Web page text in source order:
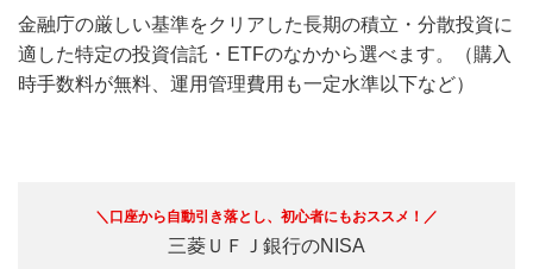
金融庁の厳しい基準をクリアした長期の積立・分散投資に
適した特定の投資信託・ETFのなかから選べます。（購入
時手数料が無料、運用管理費用も一定水準以下など）
＼口座から自動引き落とし、初心者にもおススメ！／
三菱ＵＦＪ銀行のNISA